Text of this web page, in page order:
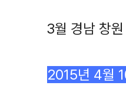
3월 경남 창
2015년 4월